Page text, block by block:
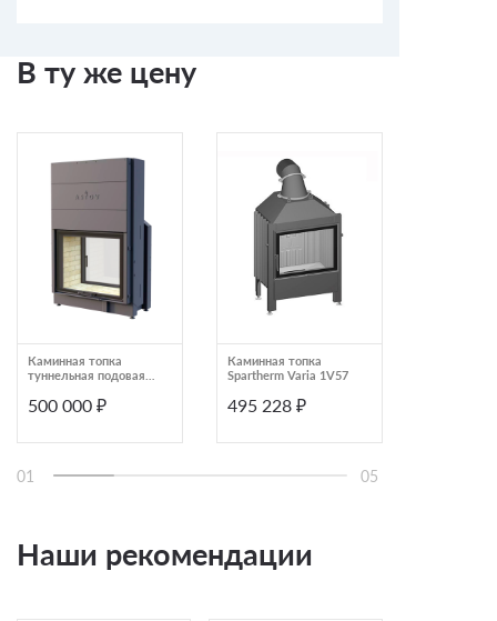
В ту же цену
Каминная топка
туннельная подовая
500 000 ₽
Каминная топка
Spartherm Varia 1V57
495 228 ₽
01 05
Наши рекомендации